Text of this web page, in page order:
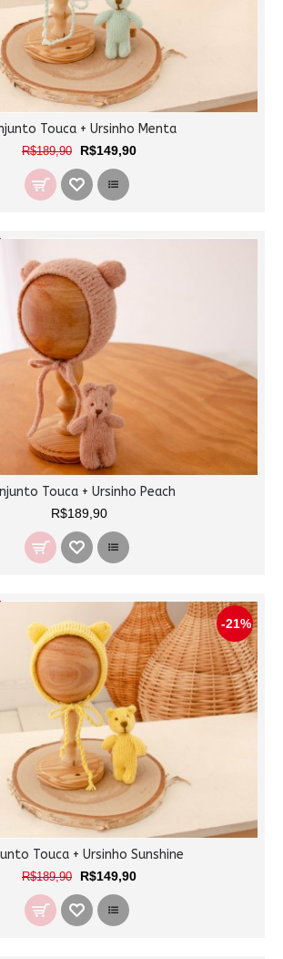
Touca + Ursinho Menta
R$189,90 R$149,90
Touca + Ursinho Peach
R$189,90
-21%
Touca + Ursinho Sunshine
R$189,90 R$149,90